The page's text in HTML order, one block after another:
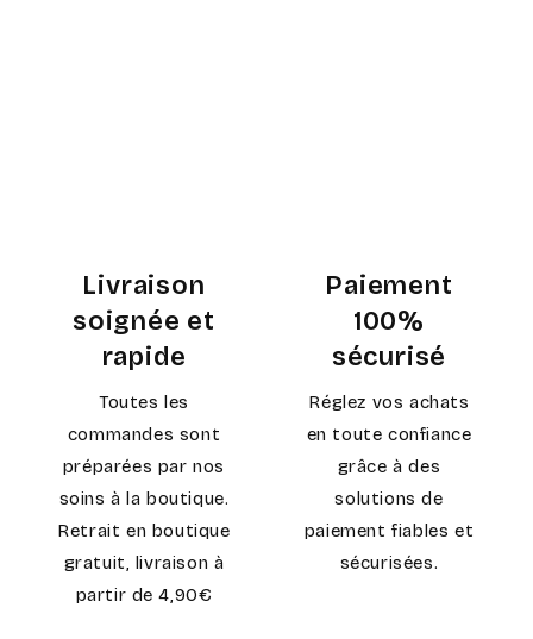
Livraison
soignée et
rapide
Toutes les
commandes sont
préparées par nos
soins à la boutique.
Retrait en boutique
gratuit, livraison à
partir de 4,90€
Paiement
100%
sécurisé
Réglez vos achats
en toute confiance
grâce à des
solutions de
paiement fiables et
sécurisées.